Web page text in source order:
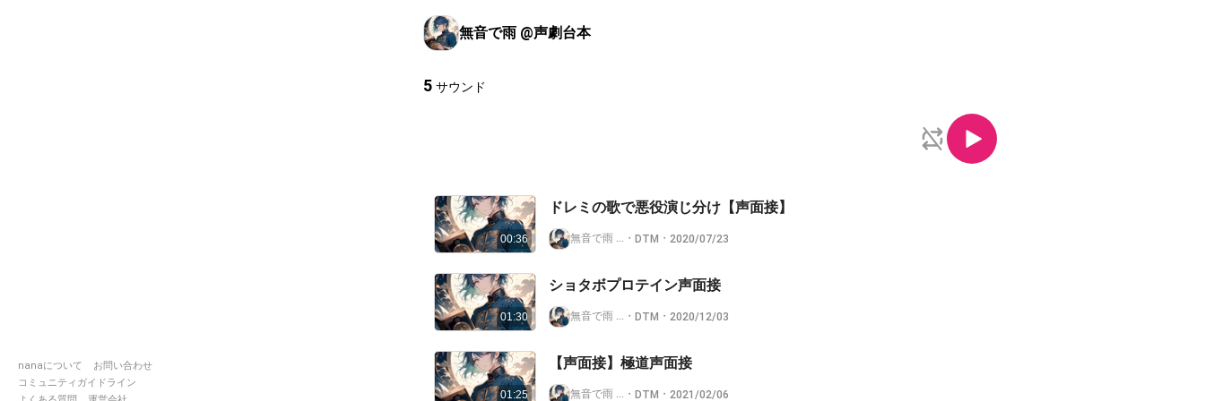
nanaについて
お問い合わせ
コミュニティガイドライン
無音で雨 @声劇台本
5 サウンド
00:36
ドレミの歌で悪役演じ分け【声面接】
無音で雨 @声劇台本
・ DTM ・ 2020/07/23
01:30
ショタボプロテイン声面接
無音で雨 @声劇台本
・ DTM ・ 2020/12/03
01:25
【声面接】極道声面接
無音で雨 @声劇台本
・ DTM ・ 2021/02/06